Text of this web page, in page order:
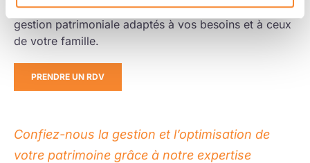
mettant en place des dispositifs de protection et de
gestion patrimoniale adaptés à vos besoins et à ceux
de votre famille.
PRENDRE UN RDV
Confiez-nous la gestion et l’optimisation de
votre patrimoine grâce à notre expertise